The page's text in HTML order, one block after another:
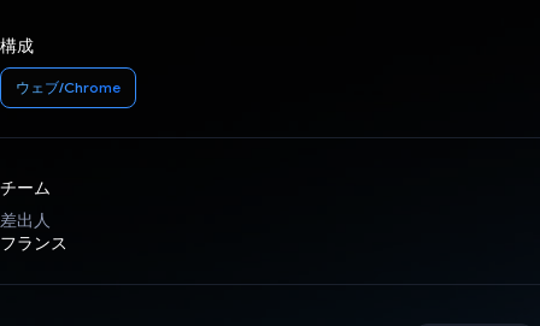
構成
ウェブ/Chrome
チーム
差出人
フランス